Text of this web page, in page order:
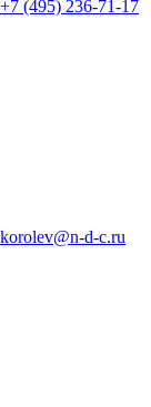
+7 (495) 236-71-17
korolev@n-d-c.ru